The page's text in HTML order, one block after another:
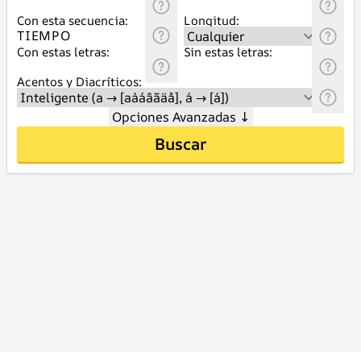
Con esta secuencia:
Longitud:
Con estas letras:
Sin estas letras:
Acentos y Diacríticos:
Opciones Avanzadas ↓
Buscar